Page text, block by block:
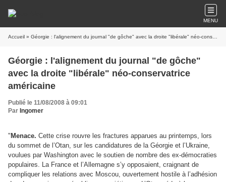
MENU
Accueil » Géorgie : l'alignement du journal "de gôche" avec la droite "libérale" néo-conservatrice américaine
Géorgie : l'alignement du journal "de gôche"
avec la droite "libérale" néo-conservatrice
américaine
Publié le 11/08/2008 à 09:01
Par Ingomer
" Menace. Cette crise rouvre les fractures apparues au printemps, lors
du sommet de l’Otan, sur les candidatures de la Géorgie et l’Ukraine,
voulues par Washington avec le soutien de nombre des ex-démocraties
populaires. La France et l’Allemagne s’y opposaient, craignant de
compliquer les relations avec Moscou, ouvertement hostile à l’adhésion